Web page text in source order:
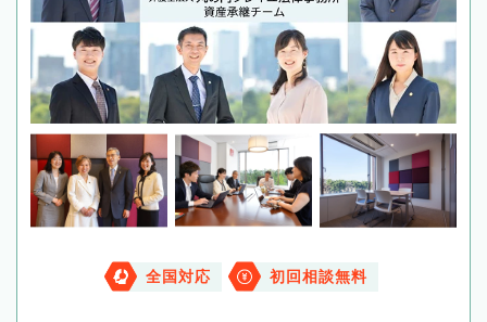
全国対応 初回相談無料